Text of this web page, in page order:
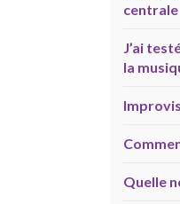
centrale
J’ai
la
Quelle